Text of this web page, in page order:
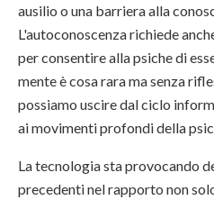
ausilio o una barriera alla
L'autoconoscenza richiede
per consentire alla psiche di
mente è cosa rara ma senza
possiamo uscire dal ciclo
ai movimenti profondi della
La tecnologia sta provocando
precedenti nel rapporto non